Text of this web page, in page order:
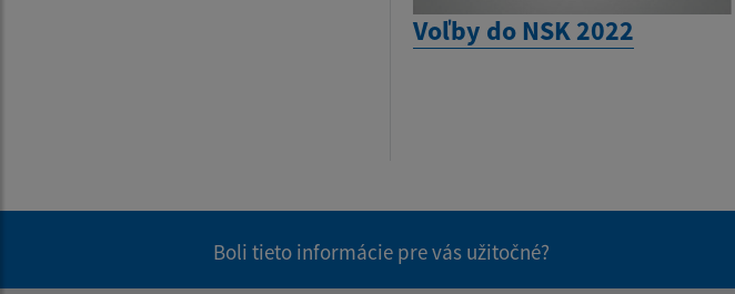
Voľby do NSK 2022
Boli tieto informácie pre vás užitočné?